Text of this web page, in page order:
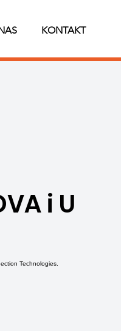
KONTAKT
i U
Technologies.